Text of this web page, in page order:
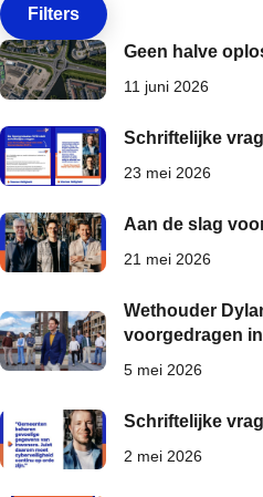
Open de
Filters
Geen halve
11 juni 2026
Schriftelijke
23 mei 2026
Aan de slag
21 mei 2026
Wethouder
voorgedragen
5 mei 2026
Schriftelijke
2 mei 2026